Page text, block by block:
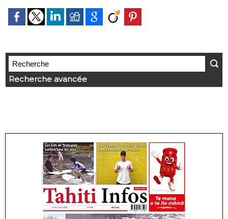
Recherche avancée